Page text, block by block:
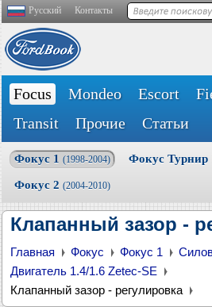
Русский Контакты
Focus Mondeo Escort
Transit
Прочие Статьи
Фокус 1 (1998-2004) Фокус Турнир
Фокус 2 (2004-2010)
Клапанный зазор -
Главная Фокус Фокус 1
Двигатель 1.4/1.6 Zetec-SE
Клапанный зазор - регулировка